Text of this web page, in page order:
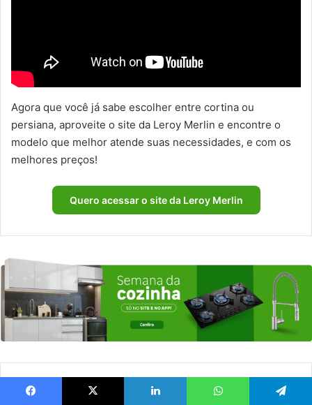
Agora que você já sabe escolher entre cortina ou
persiana, aproveite o site da Leroy Merlin e encontre o
modelo que melhor atende suas necessidades, e com os
melhores preços!
Quero acessar o site da Leroy Merlin
Artigos relacionados